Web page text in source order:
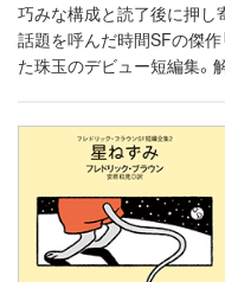
巧みな構成と読了後に押し
話題を呼んだ時間SFの傑作
た珠玉のデビュー短編集。